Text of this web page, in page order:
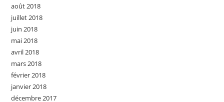
août 2018
juillet 2018
juin 2018
mai 2018
avril 2018
mars 2018
février 2018
janvier 2018
décembre 2017